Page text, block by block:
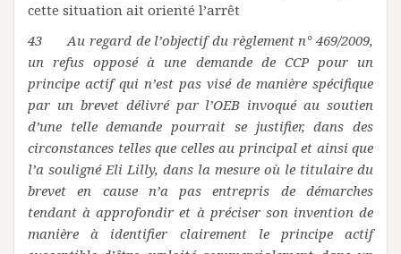
cette situation ait orienté l’arrêt
43 Au regard de l’objectif du règlement n° 469/2009,
un refus opposé à une demande de CCP pour un
principe actif qui n’est pas visé de manière spécifique
par un brevet délivré par l’OEB invoqué au soutien
d’une telle demande pourrait se justifier, dans des
circonstances telles que celles au principal et ainsi que
l’a souligné Eli Lilly, dans la mesure où le titulaire du
brevet en cause n’a pas entrepris de démarches
tendant à approfondir et à préciser son invention de
manière à identifier clairement le principe actif